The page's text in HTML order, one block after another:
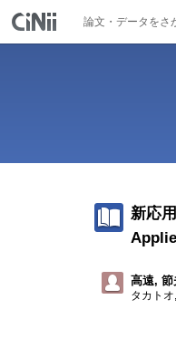
論文・データをさ
新応
高遠, 節
タカト